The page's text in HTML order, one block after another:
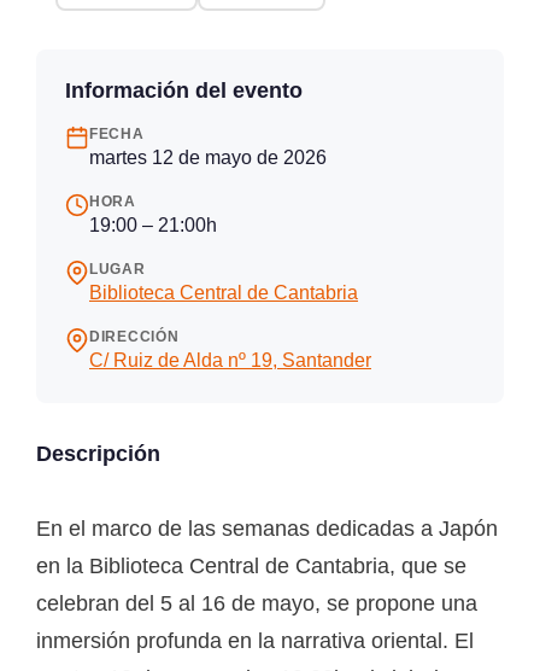
Información del evento
FECHA
martes 12 de mayo de 2026
HORA
19:00 – 21:00h
LUGAR
Biblioteca Central de Cantabria
DIRECCIÓN
C/ Ruiz de Alda nº 19, Santander
Descripción
En el marco de las semanas dedicadas a Japón
en la Biblioteca Central de Cantabria, que se
celebran del 5 al 16 de mayo, se propone una
inmersión profunda en la narrativa oriental. El